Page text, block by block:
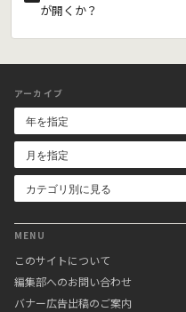
が開くか？
アーカイブ
MENU
このサイトについて
編集部へのお問い合わせ
バナー広告出稿のご案内